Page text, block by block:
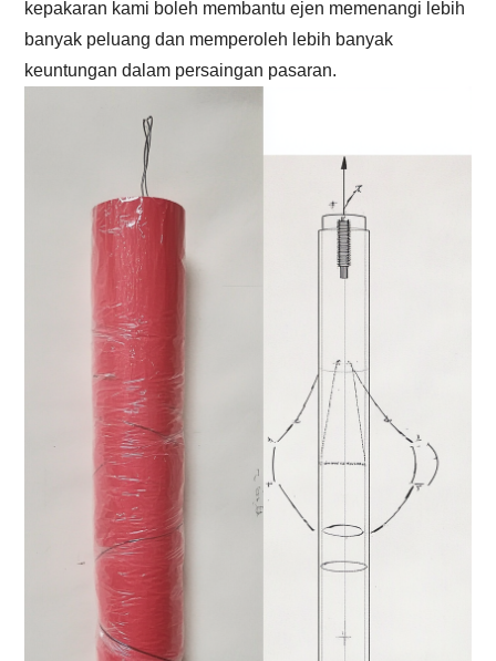
kepakaran kami boleh membantu ejen memenangi lebih
banyak peluang dan memperoleh lebih banyak
keuntungan dalam persaingan pasaran.